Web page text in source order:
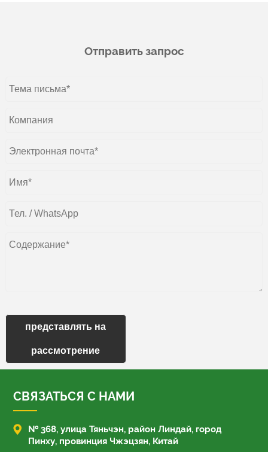
Отправить запрос
представлять на
рассмотрение
СВЯЗАТЬСЯ С НАМИ

№ 368, улица Тяньчэн, район Линдай, город
Пинху, провинция Чжэцзян, Китай